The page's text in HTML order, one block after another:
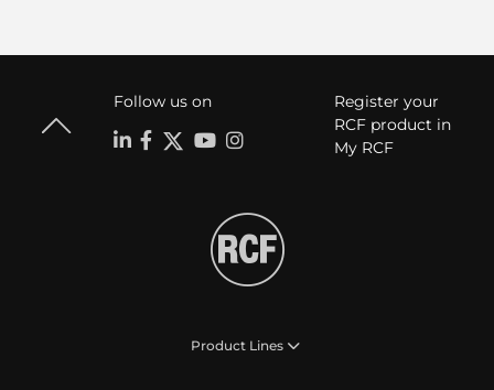
Follow us on
Register your
RCF product in
My RCF
Product Lines